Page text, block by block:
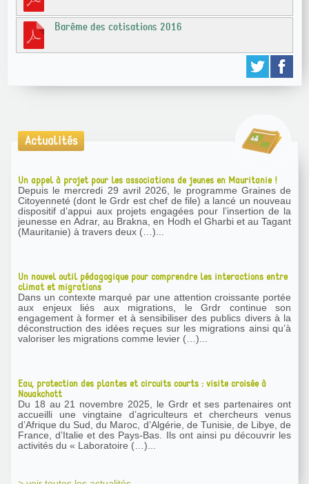
Barême des cotisations 2016
Actualités
Un appel à projet pour les associations de jeunes en Mauritanie !
Depuis le mercredi 29 avril 2026, le programme Graines de
Citoyenneté (dont le Grdr est chef de file) a lancé un nouveau
dispositif d’appui aux projets engagées pour l’insertion de la
jeunesse en Adrar, au Brakna, en Hodh el Gharbi et au Tagant
(Mauritanie) à travers deux (…)...
Un nouvel outil pédagogique pour comprendre les interactions entre
climat et migrations
Dans un contexte marqué par une attention croissante portée
aux enjeux liés aux migrations, le Grdr continue son
engagement à former et à sensibiliser des publics divers à la
déconstruction des idées reçues sur les migrations ainsi qu’à
valoriser les migrations comme levier (…)...
Eau, protection des plantes et circuits courts : visite croisée à
Nouakchott
Du 18 au 21 novembre 2025, le Grdr et ses partenaires ont
accueilli une vingtaine d’agriculteurs et chercheurs venus
d’Afrique du Sud, du Maroc, d’Algérie, de Tunisie, de Libye, de
France, d’Italie et des Pays-Bas. Ils ont ainsi pu découvrir les
activités du « Laboratoire (…)...